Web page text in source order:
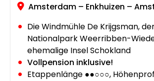
Amsterdam – Enkhuizen –
Die Windmühle De Krijgsman,
Nationalpark Weerribben-
ehemalige Insel Schokland
Vollpension inklusive!
Etappenlänge ●●○○○,